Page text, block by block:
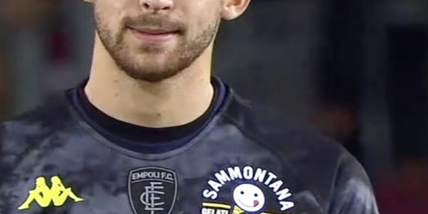
squadra. Yildiz giocherà
07/08/2026
Milan, Amorim punta in
alto: “L’obiettivo è lo
scudetto, ma servirà
tempo“
07/08/2026